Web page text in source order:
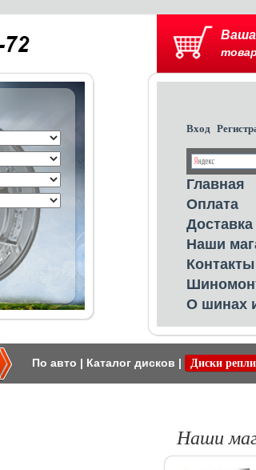
Ваша
Вход
Главная
Оплата
Доставка
Наши
Контакты
О шинах
По авто | Каталог дисков | Диски
Наши